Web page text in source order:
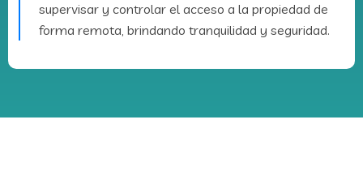
supervisar y controlar el acceso a la propiedad de
forma remota, brindando tranquilidad y seguridad.